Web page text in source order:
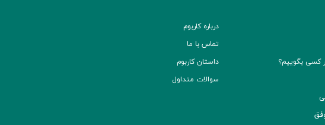
کسی بگوییم؟
درباره کاربوم
تماس با ما
داستان کاربوم
سوالات متداول